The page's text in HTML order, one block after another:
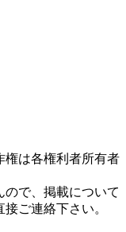
権は各権利者所有者
で、掲載について
ご連絡下さい。